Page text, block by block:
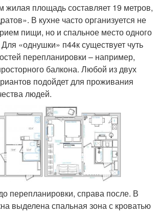
жилая площадь составляет 19 метров,
В кухне часто организуется не
пищи, но и спальное место одного
«однушки» п44к существует чуть
перепланировки – например,
балкона. Любой из двух
подойдет для проживания
людей.
перепланировки, справа после. В
выделена спальная зона с кроватью